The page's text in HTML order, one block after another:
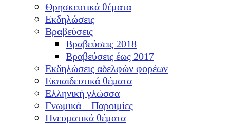
Θρησκευτικά θέματα
Εκδηλώσεις
Βραβεύσεις
Βραβεύσεις 2018
Βραβεύσεις έως 2017
Εκδηλώσεις αδελφών φορέων
Εκπαιδευτικά θέματα
Ελληνική γλώσσα
Γνωμικά – Παροιμίες
Πνευματικά θέματα